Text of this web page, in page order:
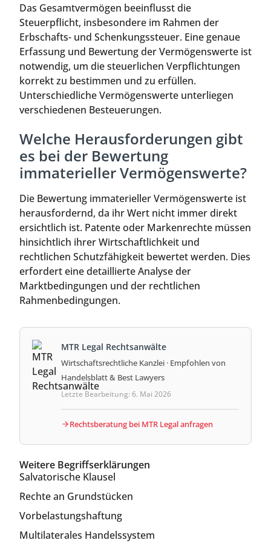
Das Gesamtvermögen beeinflusst die
Steuerpflicht, insbesondere im Rahmen der
Erbschafts- und Schenkungssteuer. Eine genaue
Erfassung und Bewertung der Vermögenswerte ist
notwendig, um die steuerlichen Verpflichtungen
korrekt zu bestimmen und zu erfüllen.
Unterschiedliche Vermögenswerte unterliegen
verschiedenen Besteuerungen.
Welche Herausforderungen gibt
es bei der Bewertung
immaterieller Vermögenswerte?
Die Bewertung immaterieller Vermögenswerte ist
herausfordernd, da ihr Wert nicht immer direkt
ersichtlich ist. Patente oder Markenrechte müssen
hinsichtlich ihrer Wirtschaftlichkeit und
rechtlichen Schutzfähigkeit bewertet werden. Dies
erfordert eine detaillierte Analyse der
Marktbedingungen und der rechtlichen
Rahmenbedingungen.
MTR Legal Rechtsanwälte
Wirtschaftsrechtliche Kanzlei · Empfohlen von
Handelsblatt & Best Lawyers
Letzte Bearbeitung: 6. Mai 2026
Rechtsberatung bei MTR Legal anfragen
Weitere Begriffserklärungen
Salvatorische Klausel
Rechte an Grundstücken
Vorbelastungshaftung
Multilaterales Handelssystem